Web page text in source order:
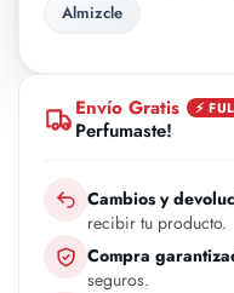
Almizcle
Envío Gratis ⚡
Perfumaste!
Cambios y
recibir tu producto.
Compra
seguros.